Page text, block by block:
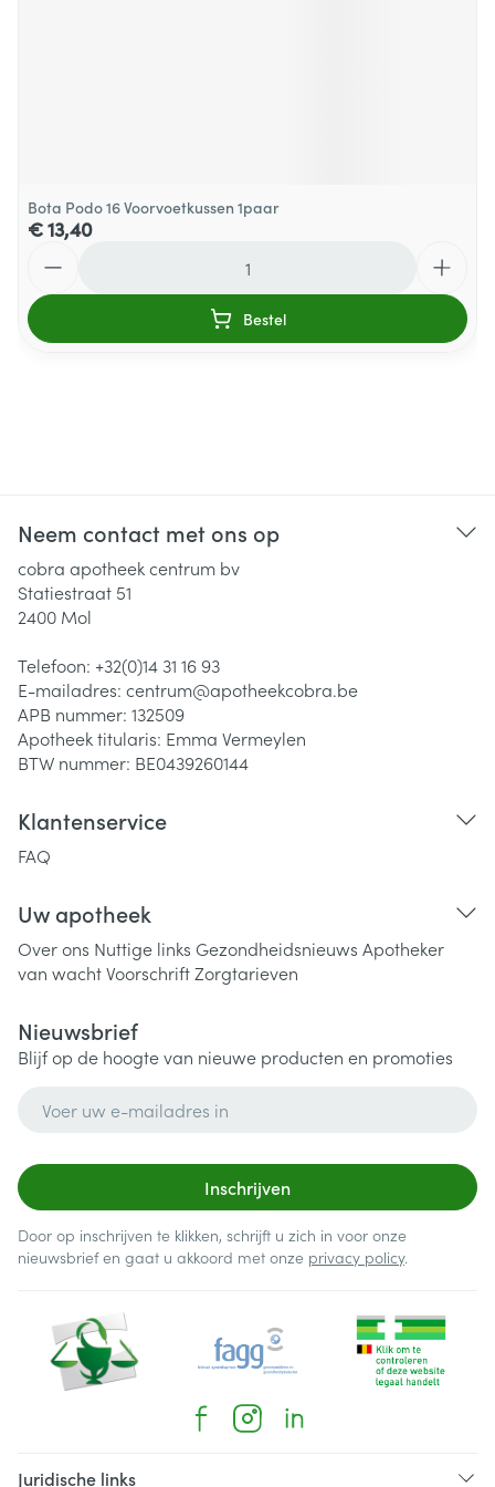
Bota Podo 16 Voorvoetkussen 1paar
€ 13,40
Bestel
Neem contact met ons op
cobra apotheek centrum bv
Statiestraat 51
2400 Mol
Telefoon: +32(0)14 31 16 93
E-mailadres: centrum@apotheekcobra.be
APB nummer: 132509
Apotheek titularis: Emma Vermeylen
BTW nummer: BE0439260144
Klantenservice
FAQ
Uw apotheek
Over ons Nuttige links Gezondheidsnieuws Apotheker
van wachtVoorschriftZorgtarieven
Nieuwsbrief
Blijf op de hoogte van nieuwe producten en promoties
Inschrijven
Door op inschrijven te klikken, schrijft u zich in voor onze
nieuwsbrief en gaat u akkoord met onze privacy policy.
Juridische links